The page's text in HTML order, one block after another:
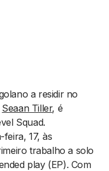
a residir no
Seaan Tiller, é
Squad.
17, às
trabalho a solo
play (EP). Com